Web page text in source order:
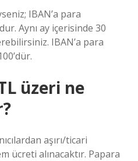
IBAN’a para
Aynı ay içerisinde 30
IBAN’a para
üzeri ne
aşırı/ticari
ücreti alınacaktır. Papara